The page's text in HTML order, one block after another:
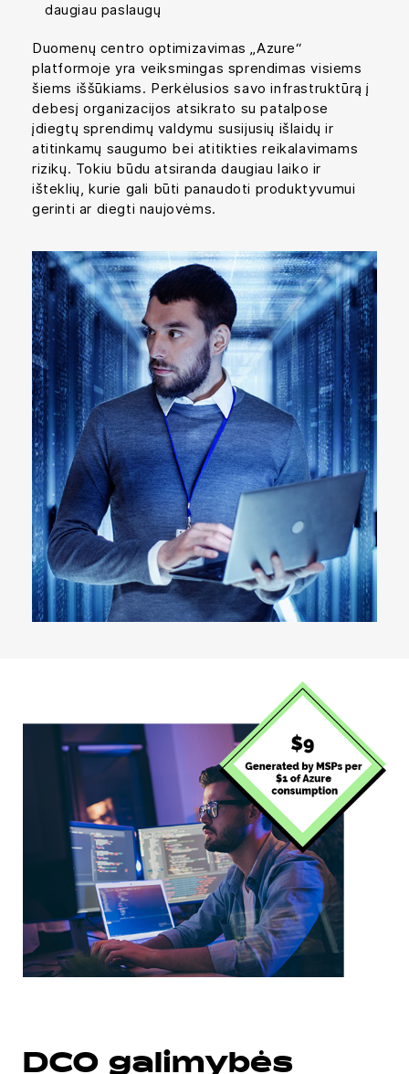
daugiau paslaugų
Duomenų centro optimizavimas „Azure“
platformoje yra veiksmingas sprendimas visiems
šiems iššūkiams. Perkėlusios savo infrastruktūrą į
debesį organizacijos atsikrato su patalpose
įdiegtų sprendimų valdymu susijusių išlaidų ir
atitinkamų saugumo bei atitikties reikalavimams
rizikų. Tokiu būdu atsiranda daugiau laiko ir
išteklių, kurie gali būti panaudoti produktyvumui
gerinti ar diegti naujovėms.
DCO galimybės